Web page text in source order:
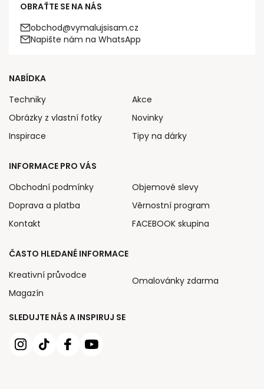
OBRAŤTE SE NA NÁS
obchod@vymalujsisam.cz
Napište nám na WhatsApp
SLEDUJTE NÁS A INSPIRUJ SE
NABÍDKA
Techniky
Obrázky z vlastní fotky
Inspirace
Akce
Novinky
Tipy na dárky
INFORMACE PRO VÁS
Obchodní podmínky
Doprava a platba
Kontakt
Objemové slevy
Věrnostní program
FACEBOOK skupina
ČASTO HLEDANÉ INFORMACE
Kreativní průvodce
Magazín
Omalovánky zdarma